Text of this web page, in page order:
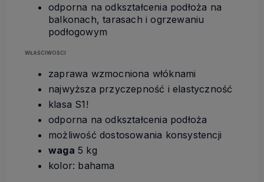
odporna na odkształcenia podłoża na
balkonach, tarasach i ogrzewaniu
podłogowym
WŁAŚCIWOŚCI
zaprawa wzmocniona włóknami
najwyższa przyczepność i elastyczność
klasa S1!
odporna na odkształcenia podłoża
możliwość dostosowania konsystencji
waga 5 kg
kolor: bahama